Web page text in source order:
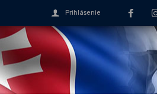
Prihlásenie